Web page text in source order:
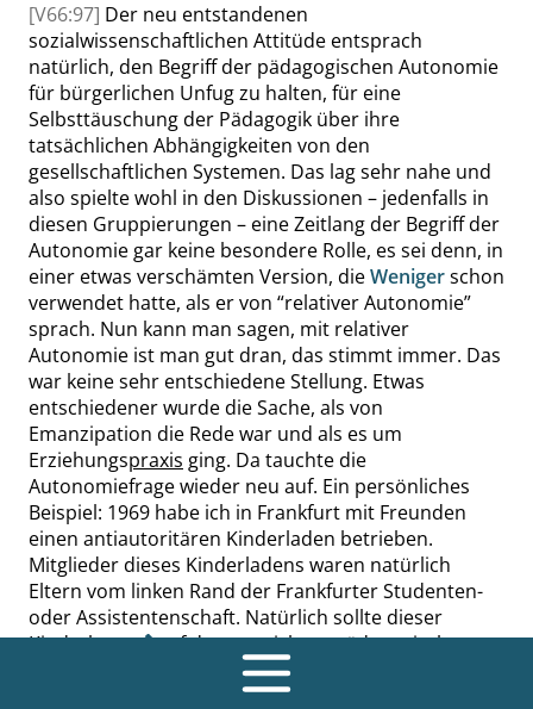
[V66:97] Der neu entstandenen
sozialwissenschaftlichen Attitüde entsprach
natürlich, den Begriff der pädagogischen Autonomie
für bürgerlichen Unfug zu halten, für eine
Selbsttäuschung der Pädagogik über ihre
tatsächlichen Abhängigkeiten von den
gesellschaftlichen Systemen. Das lag sehr nahe und
also spielte wohl in den Diskussionen – jedenfalls in
diesen Gruppierungen – eine Zeitlang der Begriff der
Autonomie gar keine besondere Rolle, es sei denn, in
einer etwas verschämten Version, dieWenigerschon
verwendet hatte, als er von “relativer Autonomie”
sprach. Nun kann man sagen, mit relativer
Autonomie ist man gut dran, das stimmt immer. Das
war keine sehr entschiedene Stellung. Etwas
entschiedener wurde die Sache, als von
Emanzipation die Rede war und als es um
Erziehungspraxis ging. Da tauchte die
Autonomiefrage wieder neu auf. Ein persönliches
Beispiel: 1969 habe ich in Frankfurt mit Freunden
einen antiautoritären Kinderladen betrieben.
Mitglieder dieses Kinderladens waren natürlich
Eltern vom linken Rand der Frankfurter Studenten-
oder Assistentenschaft. Natürlich sollte dieser
Kinderla en
auf dem erreichtenpädagogisch-
politischen Niveau geführt werden. Es mußte
beispielsweise vermieden werden, die Kinder